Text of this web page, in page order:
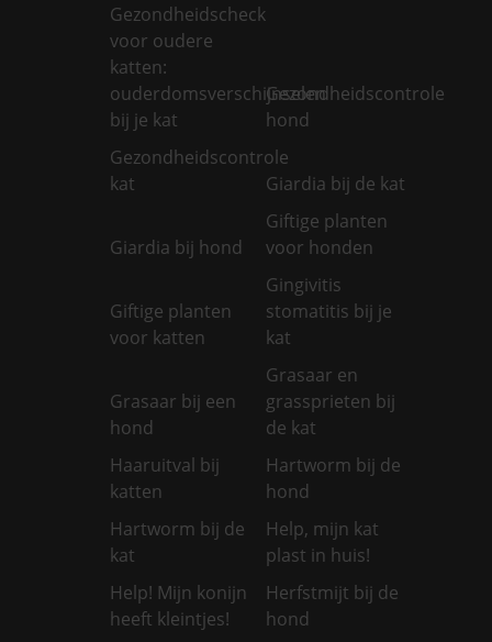
Gezondheidscheck
voor oudere
katten:
ouderdomsverschijnselen
bij je kat
Gezondheidscontrole
hond
Gezondheidscontrole
kat
Giardia bij de kat
Giardia bij hond
Giftige planten
voor honden
Giftige planten
voor katten
Gingivitis
stomatitis bij je
kat
Grasaar bij een
hond
Grasaar en
grassprieten bij
de kat
Haaruitval bij
katten
Hartworm bij de
hond
Hartworm bij de
kat
Help, mijn kat
plast in huis!
Help! Mijn konijn
heeft kleintjes!
Herfstmijt bij de
hond